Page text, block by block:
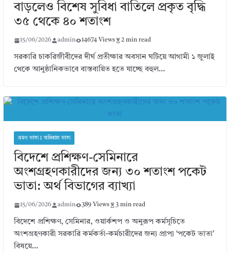
বাড়লেও বিশেষ সুবিধা বাতিলে প্রকৃত বৃদ্ধি
৩৫ থেকে ৪০ শতাংশ
15/06/2026 admin 14674 Views 2 min read
সরকারি চাকরিজীবীদের দীর্ঘ প্রতীক্ষার অবসান ঘটিয়ে আগামী ১ জুলাই
থেকে আনুষ্ঠানিকভাবে বাস্তবায়িত হতে যাচ্ছে বহুল…
ভ্রমণ ভাতা I অধিকাল ভাতা
বিদেশে প্রশিক্ষণ-সেমিনারে
অংশগ্রহণকারীদের জন্য ৩০ শতাংশ পকেট
ভাতা: অর্থ বিভাগের ব্যাখ্যা
15/06/2026 admin 389 Views 3 min read
বিদেশে প্রশিক্ষণ, সেমিনার, ওয়ার্কশপ ও অনুরূপ কর্মসূচিতে
অংশগ্রহণকারী সরকারি কর্মকর্তা-কর্মচারীদের জন্য প্রাপ্য ‘পকেট ভাতা’
বিষয়ে…